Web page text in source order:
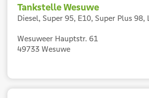
Tankstelle Wesuwe
Diesel, Super 95, E10, Super Plus 98,
Wesuweer Hauptstr. 61
49733 Wesuwe